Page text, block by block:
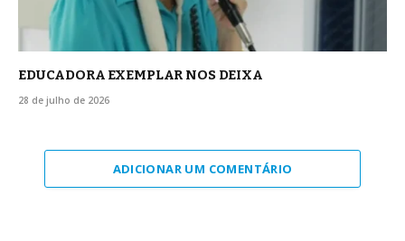
EDUCADORA EXEMPLAR NOS DEIXA
28 de julho de 2026
ADICIONAR UM COMENTÁRIO